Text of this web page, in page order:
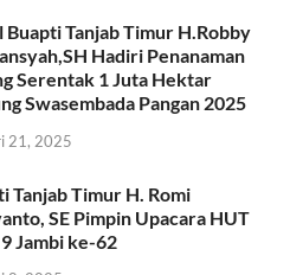
Buapti Tanjab Timur H.Robby
Hadiri Penanaman
Serentak 1 Juta Hektar
Swasembada Pangan 2025
21, 2025
Tanjab Timur H. Romi
SE Pimpin Upacara HUT
Jambi ke-62